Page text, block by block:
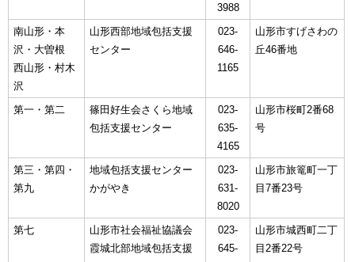
3988
南山形・本
沢・大曽根
西山形・村木
沢
山形西部地域包括支援
センター
023-
646-
1165
山形市すげさわの
丘46番地
第一・第二
篠田好生会さくら地域
包括支援センター
023-
635-
4165
山形市桜町2番68
号
第三・第四・
第九
地域包括支援センター
かがやき
023-
631-
8020
山形市旅篭町一丁
目7番23号
第七
山形市社会福祉協議会
霞城北部地域包括支援
023-
645-
山形市城西町二丁
目2番22号